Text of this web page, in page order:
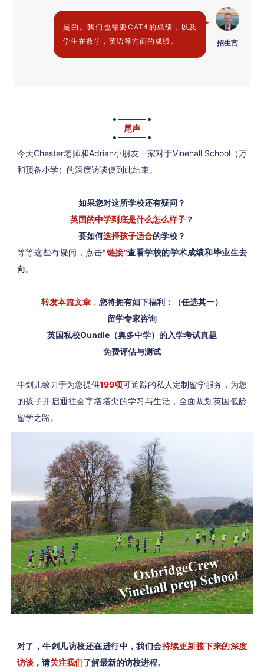
是的。我们也需要CAT4的成绩，以及
学生在数学，英语等方面的成绩。
招生官
尾声
今天Chester老师和Adrian小朋友一家对于Vinehall School（万
和预备小学）的深度访谈便到此结束。
如果您对这所学校还有疑问？
英国的中学到底是什么怎么样子？
要如何选择孩子适合的学校？
等等这些有疑问，点击"链接"查看学校的学术成绩和毕业生去
向。
转发本篇文章 ， 您将拥有如下福利：（任选其一）
留学专家咨询
英国私校Oundle（奥多中学）的入学考试真题
免费评估与测试
牛剑儿致力于为您提供199项可追踪的私⼈定制留学服务，为您
的孩⼦开启通往金字塔塔尖的学习与生活，全⾯规划英国低龄
留学之路。
对了，牛剑儿访校还在进行中，我们会持续更新接下来的深度
访谈，请关注我们了解最新的访校进程。